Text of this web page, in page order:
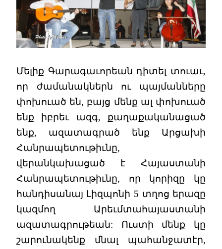
Մելիք Գարագաւորեան դիտել տուաւ,
որ ժամանակներն ու պայմանները
փոխուած են, բայց մենք ալ փոխուած
ենք իբրեւ ազգ, քաղաքականացած
ենք, ազատագրած ենք Արցախի
Հանրապետութիւնը,
վերանկախացած է Հայաստանի
Հանրապետութիւնը, որ կորիզը կը
հանդիսանայ Լիզպոնի 5 տղոց երազը
կազմող Արեւմտահայաստանի
ազատագրութեան: Ուստի մենք կը
շարունակենք մնալ պահանջատէր,